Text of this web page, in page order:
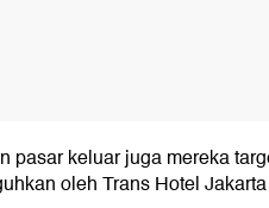
pasar keluar juga mereka
oleh Trans Hotel